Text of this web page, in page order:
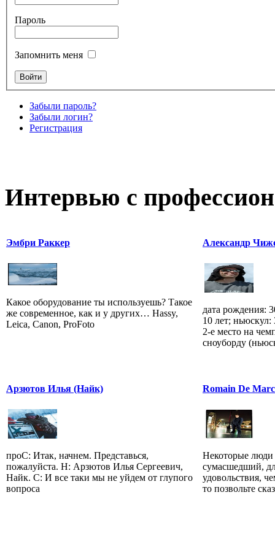
Пароль
Запомнить меня
Забыли пароль?
Забыли логин?
Регистрация
Интервью с
Эмбри Раккер
Какое оборудование ты используешь? Такое
же современное, как и у других… Hassy,
Leica, Canon, ProFoto
Александр
дата рождения:
10 лет;
2-е место на
сноуборду
Арзютов Илья (Найк)
проС: Итак, начнем. Представься,
пожалуйста. Н: Арзютов Илья Сергеевич,
Найк. С: И все таки мы не уйдем от глупого
вопроса
Romain De
Некоторые люди
сумасшедший,
удовольствия,
то позвольте